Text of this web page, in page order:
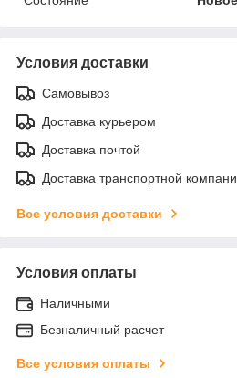
Условия доставки
Самовывоз
Доставка курьером
Доставка почтой
Доставка транспортной
Все условия доставки
Условия оплаты
Наличными
Безналичный расчет
Все условия оплаты